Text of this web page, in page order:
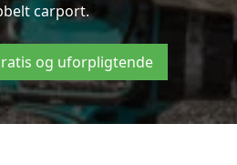
carport.
og uforpligtende